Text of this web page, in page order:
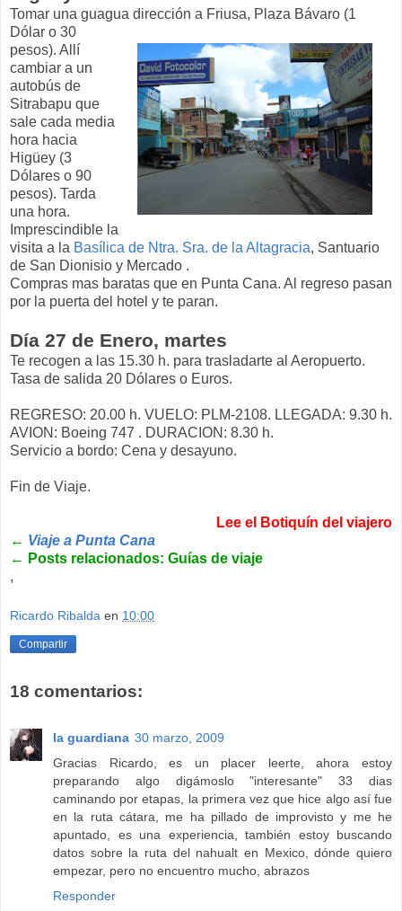
Tomar una guagua dirección a Friusa, Plaza Bávaro (1
Dólar o 30
pesos). Allí
cambiar a un
autobús de
Sitrabapu que
sale cada media
hora hacia
Higüey (3
Dólares o 90
pesos). Tarda
una hora.
Imprescindible la
visita a la Basílica de Ntra. Sra. de la Altagracia, Santuario
de San Dionisio y Mercado .
Compras mas baratas que en Punta Cana. Al regreso pasan
por la puerta del hotel y te paran.
Día 27 de Enero, martes
Te recogen a las 15.30 h. para trasladarte al Aeropuerto.
Tasa de salida 20 Dólares o Euros.
REGRESO: 20.00 h. VUELO: PLM-2108. LLEGADA: 9.30 h.
AVION: Boeing 747 . DURACION: 8.30 h.
Servicio a bordo: Cena y desayuno.
Fin de Viaje.
Lee el Botiquín del viajero
← Viaje a Punta Cana
← Posts relacionados: Guías de viaje
,
Ricardo Ribalda en 10:00
Compartir
18 comentarios:
la guardiana 30 marzo, 2009
Gracias Ricardo, es un placer leerte, ahora estoy
preparando algo digámoslo "interesante" 33 dias
caminando por etapas, la primera vez que hice algo así fue
en la ruta cátara, me ha pillado de improvisto y me he
apuntado, es una experiencia, también estoy buscando
datos sobre la ruta del nahualt en Mexico, dónde quiero
empezar, pero no encuentro mucho, abrazos
Responder